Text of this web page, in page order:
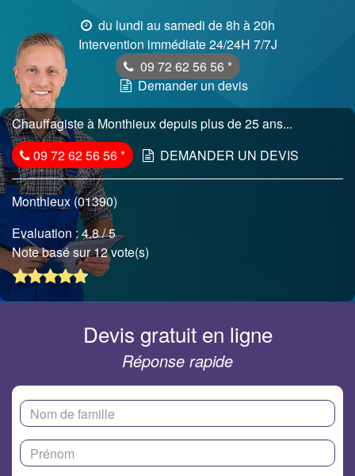
du lundi au samedi de 8h à 20h
Intervention immédiate 24/24H 7/7J
09 72 62 56 56 *
Demander un devis
Chauffagiste à Monthieux depuis plus de 25 ans...
09 72 62 56 56* DEMANDER UN DEVIS
Monthieux (01390)
Evaluation :4.8/ 5
Note basé sur 12 vote(s)
Devis gratuit en ligne
Réponse rapide